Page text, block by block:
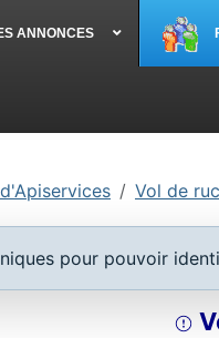
ANNONCES
Vol de
pour pouvoir